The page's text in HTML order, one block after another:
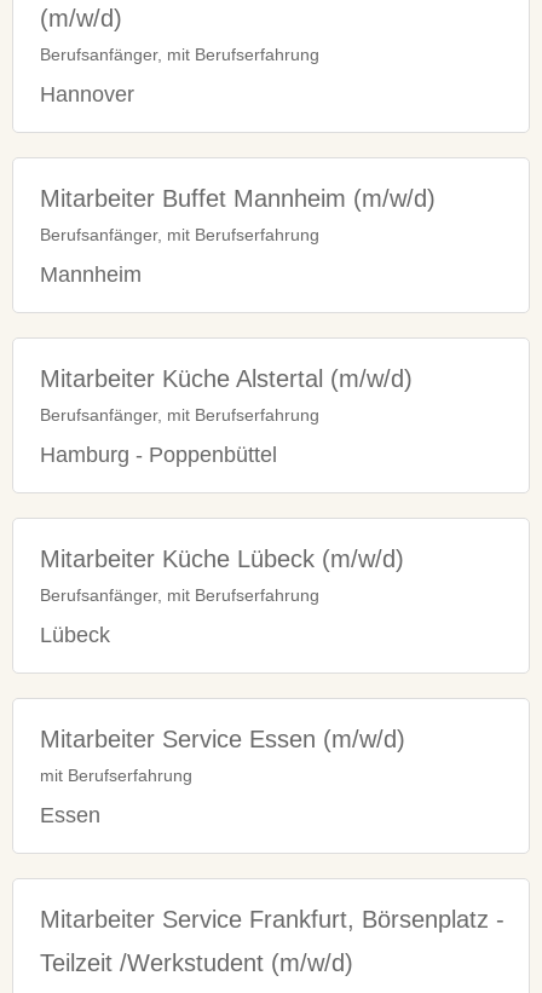
(m/w/d)
Berufsanfänger, mit Berufserfahrung
Hannover
Mitarbeiter Buffet Mannheim (m/w/d)
Berufsanfänger, mit Berufserfahrung
Mannheim
Mitarbeiter Küche Alstertal (m/w/d)
Berufsanfänger, mit Berufserfahrung
Hamburg - Poppenbüttel
Mitarbeiter Küche Lübeck (m/w/d)
Berufsanfänger, mit Berufserfahrung
Lübeck
Mitarbeiter Service Essen (m/w/d)
mit Berufserfahrung
Essen
Mitarbeiter Service Frankfurt, Börsenplatz -
Teilzeit /Werkstudent (m/w/d)